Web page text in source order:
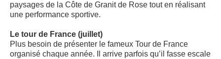
paysages de la Côte de Granit de Rose tout en réalisant
une performance sportive.
Le tour de France (juillet)
Plus besoin de présenter le fameux Tour de France
organisé chaque année. Il arrive parfois qu’il fasse escale